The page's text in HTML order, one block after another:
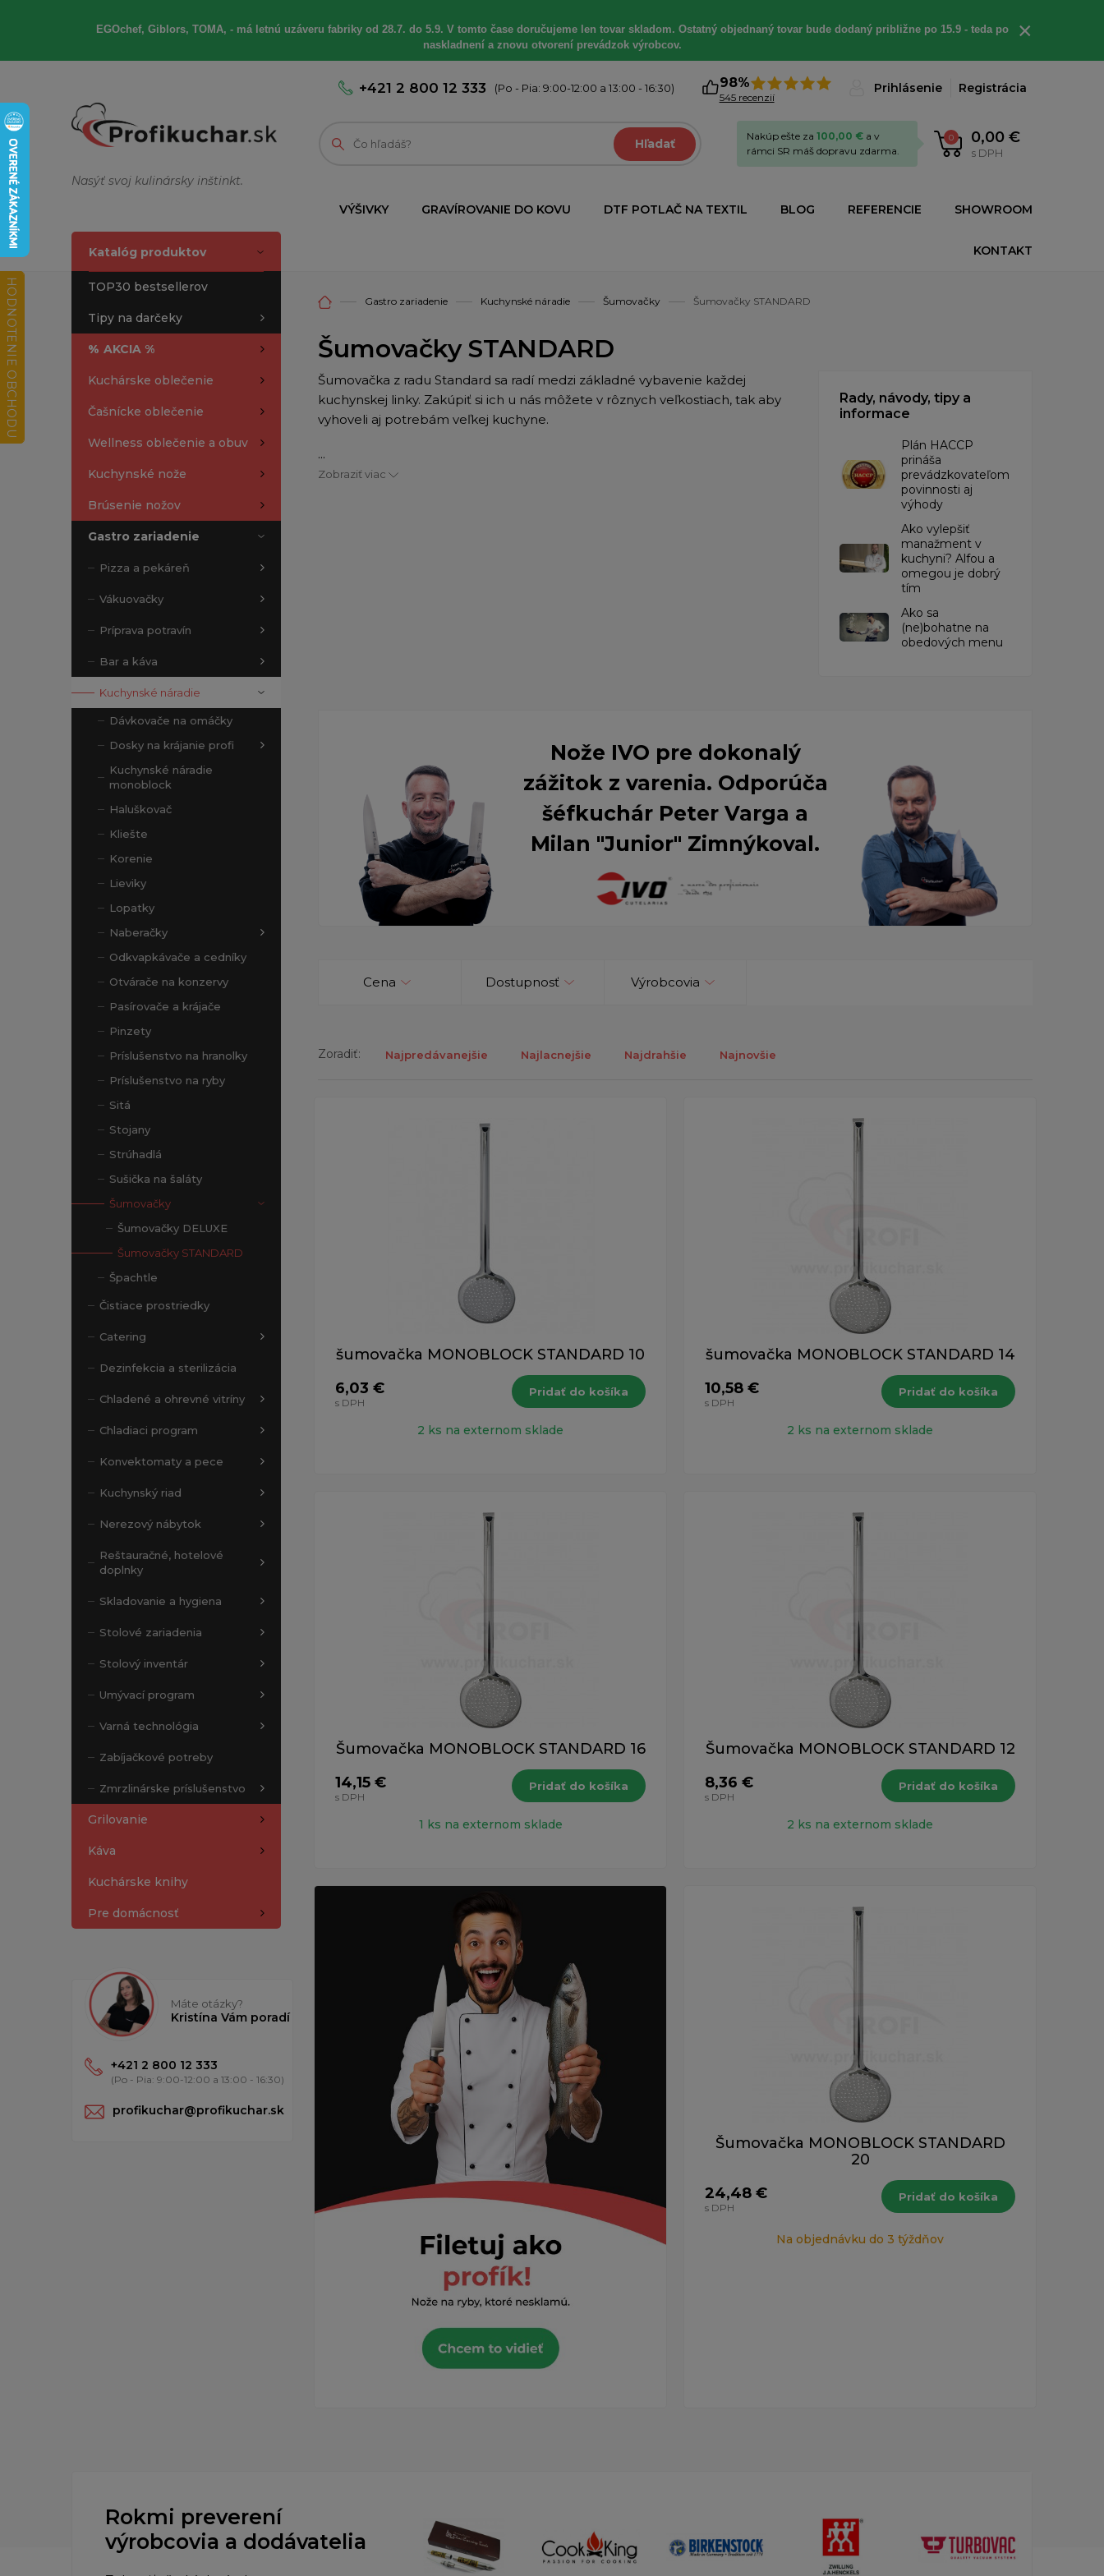
EGOchef, Giblors, TOMA, - má letnú uzáveru fabriky od 28.7. do 5.9. V tomto čase doručujeme len tovar skladom. Ostatný objednaný tovar bude dodaný približne po 15.9 - teda po
naskladnení a znovu otvorení prevádzok výrobcov.
×
Nasýť svoj kulinársky inštinkt.
+421 2 800 12 333 (Po - Pia: 9:00-12:00 a 13:00 - 16:30) 98%
545 recenzií
Prihlásenie Registrácia
Hľadať 0 0,00 €
s DPH
Nakúp ešte za 100,00 € a v
rámci SR máš dopravu zdarma.
VÝŠIVKY GRAVÍROVANIE DO KOVU DTF POTLAČ NA TEXTIL BLOG REFERENCIE SHOWROOM
KONTAKT
Katalóg produktov
TOP30 bestsellerov
Tipy na darčeky
% AKCIA %
Kuchárske oblečenie
Čašnícke oblečenie
Wellness oblečenie a obuv
Kuchynské nože
Brúsenie nožov
Gastro zariadenie
Pizza a pekáreň
Vákuovačky
Príprava potravín
Bar a káva
Kuchynské náradie
Dávkovače na omáčky
Dosky na krájanie profi
Kuchynské náradie
monoblock
Haluškovač
Kliešte
Korenie
Lieviky
Lopatky
Naberačky
Odkvapkávače a cedníky
Otvárače na konzervy
Pasírovače a krájače
Pinzety
Príslušenstvo na hranolky
Príslušenstvo na ryby
Sitá
Stojany
Strúhadlá
Sušička na šaláty
Šumovačky
Šumovačky DELUXE
Šumovačky STANDARD
Špachtle
Čistiace prostriedky
Catering
Dezinfekcia a sterilizácia
Chladené a ohrevné vitríny
Chladiaci program
Konvektomaty a pece
Kuchynský riad
Nerezový nábytok
Reštauračné, hotelové
doplnky
Skladovanie a hygiena
Stolové zariadenia
Stolový inventár
Umývací program
Varná technológia
Zabíjačkové potreby
Zmrzlinárske príslušenstvo
Grilovanie
Káva
Kuchárske knihy
Pre domácnosť
Máte otázky?
Kristína Vám poradí
+421 2 800 12 333
(Po - Pia: 9:00-12:00 a 13:00 - 16:30)
profikuchar@profikuchar.sk
Gastro zariadenie Kuchynské náradie Šumovačky Šumovačky STANDARD
Šumovačky STANDARD
Šumovačka z radu Standard sa radí medzi základné vybavenie každej
kuchynskej linky. Zakúpiť si ich u nás môžete v rôznych veľkostiach, tak aby
vyhoveli aj potrebám veľkej kuchyne.
...
Zobraziť viac
Rady, návody, tipy a
informace
​Plán HACCP
prináša
prevádzkovateľom
povinnosti aj
výhody
Ako vylepšiť
manažment v
kuchyni? Alfou a
omegou je dobrý
tím
​Ako sa
(ne)bohatne na
obedových menu
Nože IVO pre dokonalý
zážitok z varenia. Odporúča
šéfkuchár Peter Varga a
Milan "Junior" Zimnýkoval.
Cena Dostupnosť Výrobcovia
Zoradiť: Najpredávanejšie Najlacnejšie Najdrahšie Najnovšie
šumovačka MONOBLOCK STANDARD 10
6,03 €
s DPH
Pridať do košíka
2 ks na externom sklade
šumovačka MONOBLOCK STANDARD 14
10,58 €
s DPH
Pridať do košíka
2 ks na externom sklade
Šumovačka MONOBLOCK STANDARD 16
14,15 €
s DPH
Pridať do košíka
1 ks na externom sklade
Šumovačka MONOBLOCK STANDARD 12
8,36 €
s DPH
Pridať do košíka
2 ks na externom sklade
Šumovačka MONOBLOCK STANDARD
20
24,48 €
s DPH
Pridať do košíka
Na objednávku do 3 týždňov
Rokmi preverení
výrobcovia a dodávatelia
HODNOTENIE OBCHODU